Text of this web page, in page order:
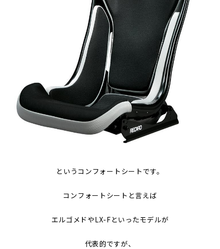
というコンフォートシートです。
コンフォートシートと言えば
エルゴメドやLX-Fといったモデルが
代表的ですが、